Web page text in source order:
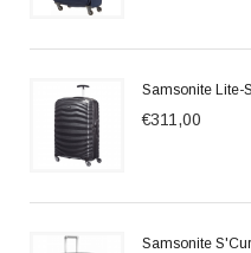
Samsonite Lite-
€311,00
Samsonite